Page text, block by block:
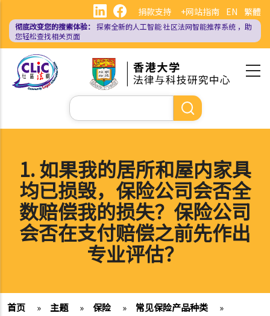
主
EN 繁體
捐款支持 +网站指南
彻底改变您的搜索体验： 探索全新的人工智能社区法网智能推荐系统 ，助
您轻松查找相关页面
搜
索
1. 如果我的居所和屋内家具
均已损毁，保险公司会否全
数赔偿我的损失？保险公司
会否在支付赔偿之前先作出
专业评估？
首页 » 主题 » 保险 » 常见保险产品种类
»